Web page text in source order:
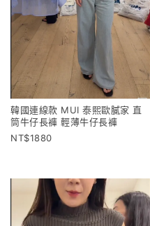
韓國連線款 MUI 泰熙歐膩家 直
筒牛仔長褲 輕薄牛仔長褲
1880